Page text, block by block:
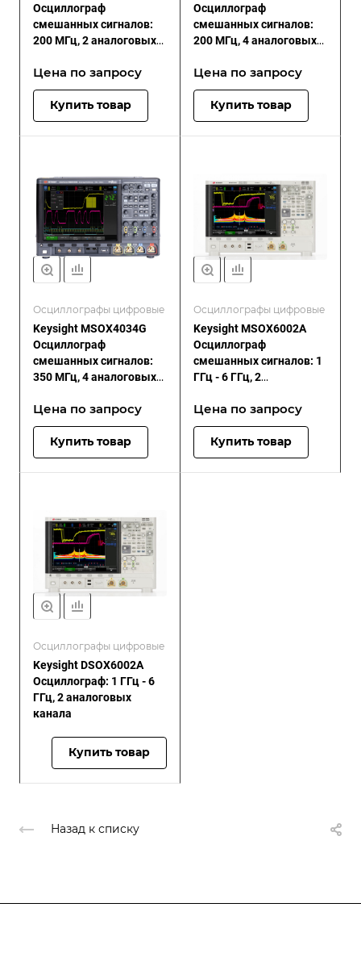
Осциллограф
смешанных сигналов:
200 МГц, 2 аналоговых
каналов
Цена по запросу
Купить товар
Осциллограф
смешанных сигналов:
200 МГц, 4 аналоговых
каналов
Цена по запросу
Купить товар
Осциллографы цифровые
Keysight MSOX4034G
Осциллограф
смешанных сигналов:
350 МГц, 4 аналоговых
каналов
Цена по запросу
Купить товар
Осциллографы цифровые
Keysight MSOX6002A
Осциллограф
смешанных сигналов: 1
ГГц - 6 ГГц, 2
цифровых каналов
Цена по запросу
Купить товар
Осциллографы цифровые
Keysight DSOX6002A
Осциллограф: 1 ГГц - 6
ГГц, 2 аналоговых
канала
Купить товар
Назад к списку